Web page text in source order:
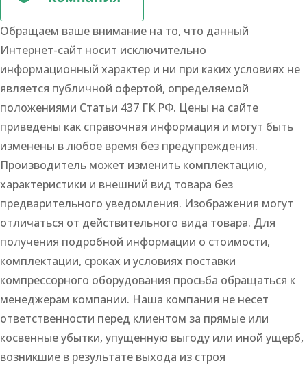
Обращаем ваше внимание на то, что данный
Интернет-сайт носит исключительно
информационный характер и ни при каких условиях не
является публичной офертой, определяемой
положениями Статьи 437 ГК РФ. Цены на сайте
приведены как справочная информация и могут быть
изменены в любое время без предупреждения.
Производитель может изменить комплектацию,
характеристики и внешний вид товара без
предварительного уведомления. Изображения могут
отличаться от действительного вида товара. Для
получения подробной информации о стоимости,
комплектации, сроках и условиях поставки
компрессорного оборудования просьба обращаться к
менеджерам компании. Наша компания не несет
ответственности перед клиентом за прямые или
косвенные убытки, упущенную выгоду или иной ущерб,
возникшие в результате выхода из строя